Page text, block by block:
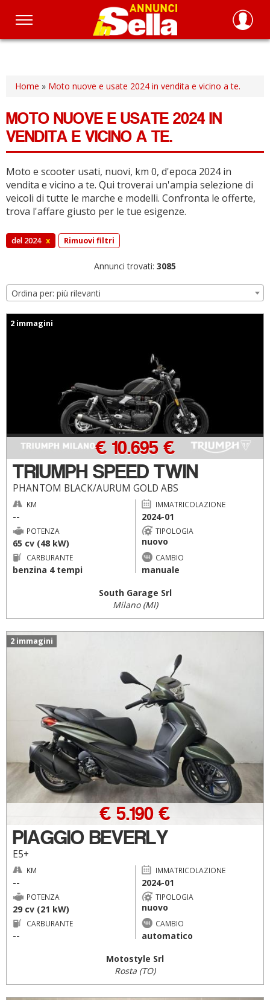
Salta
principale
Home » Moto nuove e usate 2024 in vendita e vicino a te.
MOTO NUOVE E USATE 2024 IN
VENDITA E VICINO A TE.
Moto e scooter usati, nuovi, km 0, d'epoca 2024 in
vendita e vicino a te. Qui troverai un'ampia selezione di
veicoli di tutte le marche e modelli. Confronta le offerte,
trova l'affare giusto per le tue esigenze.
del 2024 x Rimuovi filtri
Annunci trovati: 3085
Ordina per: più rilevanti
2 immagini
TRIUMPH SPEED TWIN
PHANTOM BLACK/AURUM GOLD ABS
€ 10.695 €
KM
--
IMMATRICOLAZIONE
2024-01
POTENZA
65 cv (48 kW)
TIPOLOGIA
nuovo
CARBURANTE
benzina 4 tempi
CAMBIO
manuale
South Garage Srl
Milano (MI)
2 immagini
PIAGGIO BEVERLY
E5+
€ 5.190 €
KM
--
IMMATRICOLAZIONE
2024-01
POTENZA
29 cv (21 kW)
TIPOLOGIA
nuovo
CARBURANTE
--
CAMBIO
automatico
Motostyle Srl
Rosta (TO)